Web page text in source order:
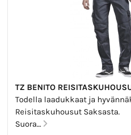
TZ BENITO
Todella laadukkaat ja
Reisitaskuhousut Saksasta.
Suora...